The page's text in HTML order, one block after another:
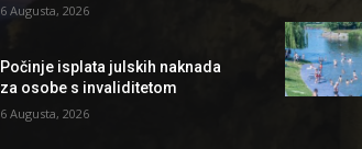
6 Augusta, 2026
Počinje isplata julskih naknada
za osobe s invaliditetom
6 Augusta, 2026